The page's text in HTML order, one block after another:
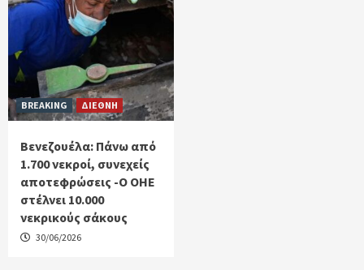
BREAKING ΔΙΕΘΝΗ
Βενεζουέλα: Πάνω από
1.700 νεκροί, συνεχείς
αποτεφρώσεις -Ο ΟΗΕ
στέλνει 10.000
νεκρικούς σάκους
30/06/2026